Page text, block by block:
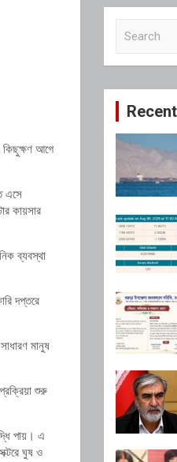
কিছুক্ষণ আগে
এসে
কায়সার
ব্যবস্থা
দপ্তরে
মানুষ
শুরু
পায়। এ
ঘুষ ও
c